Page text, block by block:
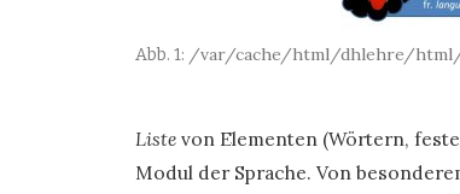
/var/cache/html/dhlehre/html/
Liste von Elementen (Wörtern,
Modul der Sprache. Von